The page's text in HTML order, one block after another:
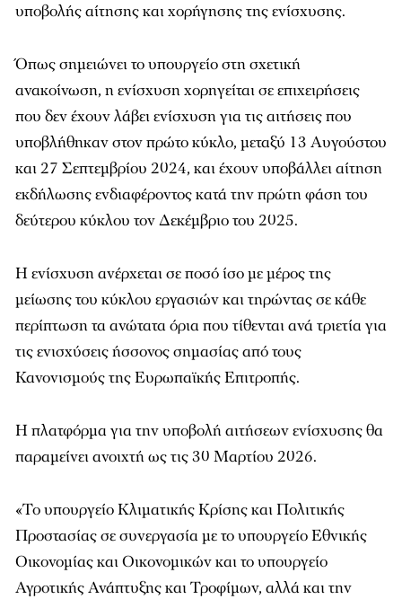
υποβολής αίτησης και χορήγησης της ενίσχυσης.
Όπως σημειώνει το υπουργείο στη σχετική
ανακοίνωση, η ενίσχυση χορηγείται σε επιχειρήσεις
που δεν έχουν λάβει ενίσχυση για τις αιτήσεις που
υποβλήθηκαν στον πρώτο κύκλο, μεταξύ 13 Αυγούστου
και 27 Σεπτεμβρίου 2024, και έχουν υποβάλλει αίτηση
εκδήλωσης ενδιαφέροντος κατά την πρώτη φάση του
δεύτερου κύκλου τον Δεκέμβριο του 2025.
Η ενίσχυση ανέρχεται σε ποσό ίσο με μέρος της
μείωσης του κύκλου εργασιών και τηρώντας σε κάθε
περίπτωση τα ανώτατα όρια που τίθενται ανά τριετία για
τις ενισχύσεις ήσσονος σημασίας από τους
Κανονισμούς της Ευρωπαϊκής Επιτροπής.
Η πλατφόρμα για την υποβολή αιτήσεων ενίσχυσης θα
παραμείνει ανοιχτή ως τις 30 Μαρτίου 2026.
«Το υπουργείο Κλιματικής Κρίσης και Πολιτικής
Προστασίας σε συνεργασία με το υπουργείο Εθνικής
Οικονομίας και Οικονομικών και το υπουργείο
Αγροτικής Ανάπτυξης και Τροφίμων, αλλά και την